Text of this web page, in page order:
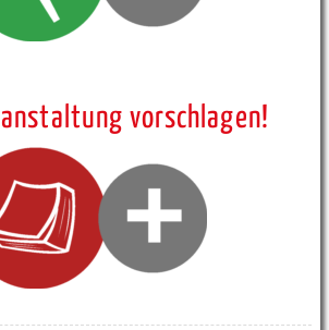
vorschlagen!